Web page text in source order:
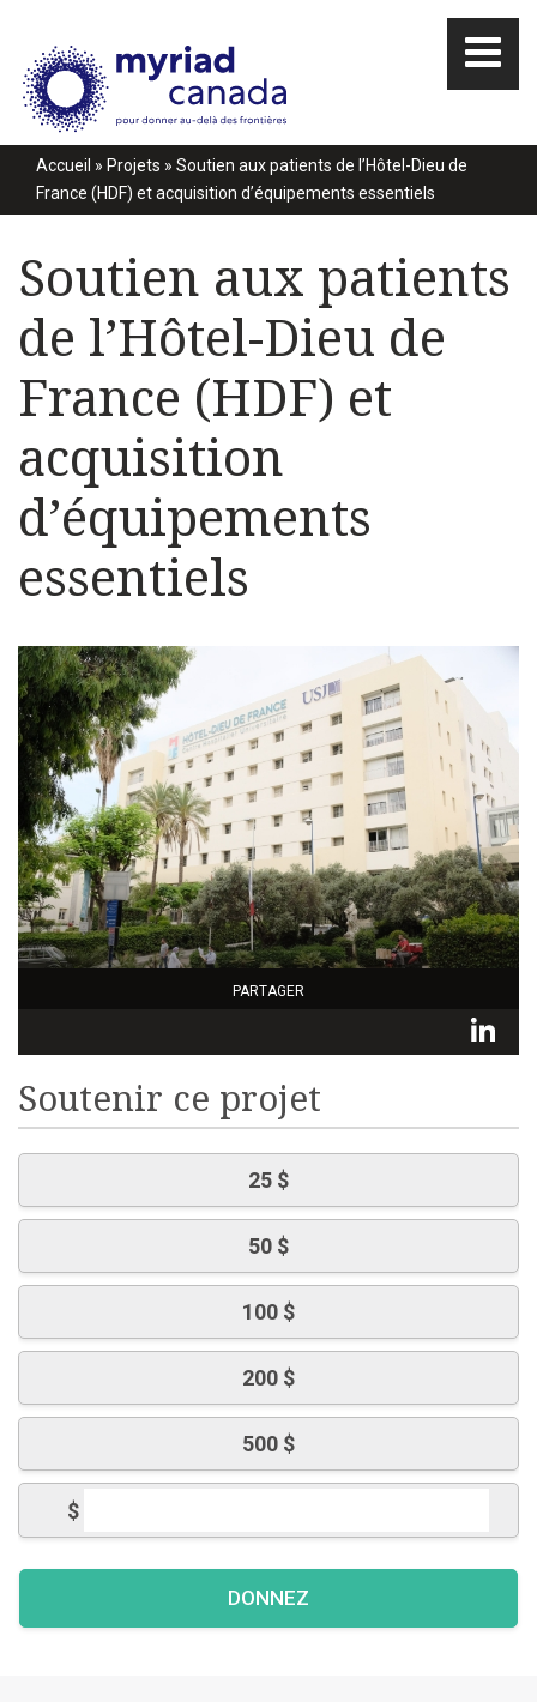
Accueil » Projets » Soutien aux patients de l’Hôtel-Dieu de
France (HDF) et acquisition d’équipements essentiels
Soutien aux patients
de l’Hôtel-Dieu de
France (HDF) et
acquisition
d’équipements
essentiels
PARTAGER
Soutenir ce projet
25 $
50 $
100 $
200 $
500 $
$